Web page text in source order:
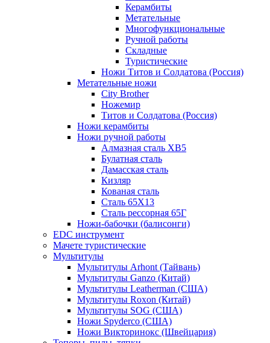
Керамбиты
Метательные
Многофункциональные
Ручной работы
Складные
Туристические
Ножи Титов и Солдатова (Россия)
Метательные ножи
City Brother
Ножемир
Титов и Солдатова (Россия)
Ножи керамбиты
Ножи ручной работы
Алмазная сталь ХВ5
Булатная сталь
Дамасская сталь
Кизляр
Кованая сталь
Сталь 65Х13
Сталь рессорная 65Г
Ножи-бабочки (балисонги)
EDC инструмент
Мачете туристические
Мультитулы
Мультитулы Arhont (Тайвань)
Мультитулы Ganzo (Китай)
Мультитулы Leatherman (США)
Мультитулы Roxon (Китай)
Мультитулы SOG (США)
Ножи Spyderco (США)
Ножи Викторинокс (Швейцария)